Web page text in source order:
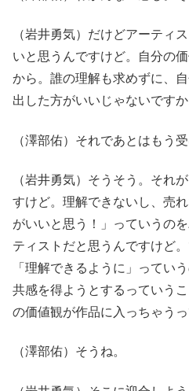
（岩井勇気）だけどアーティ
いと思うんですけど。自分の
から。誰の理解も求めずに、
出した方がいいじゃないですか
（澤部佑）それであとはもう
（岩井勇気）そうそう。それ
すけど。理解できないし、売
がいいと思う！」っていうの
ティストだと思うんですけど
「理解できるように」ってい
共感を得ようとするっていう
の価値観が作品に入っちゃう
（澤部佑）そうね。